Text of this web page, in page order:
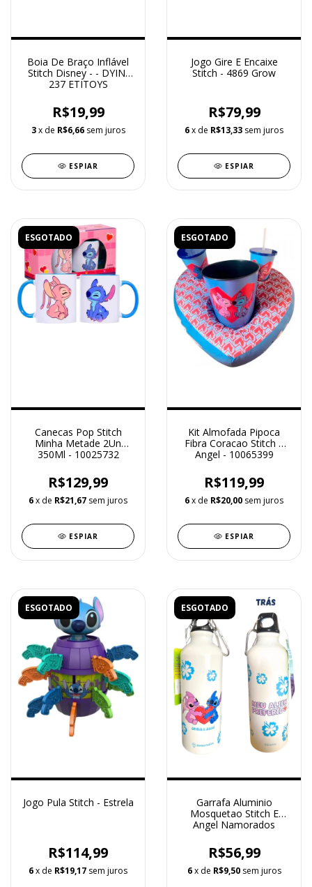
Boia De Braço Inflável
Stitch Disney - - DYIN-
237 ETITOYS
R$19,99
3 x de R$6,66 sem juros
ESPIAR
Jogo Gire E Encaixe
Stitch - 4869 Grow
R$79,99
6x de R$13,33 sem juros
ESPIAR
ESGOTADO
Canecas Pop Stitch
Minha Metade 2Un
350Ml - 10025732
R$129,99
6x de R$21,67 sem juros
ESPIAR
ESGOTADO
Kit Almofada Pipoca
Fibra Coracao Stitch E
Angel - 10065399
Zonacriativa
R$119,99
6x de R$20,00 sem juros
ESPIAR
ESGOTADO
Jogo Pula Stitch - Estrela
R$114,99
6x de R$19,17 sem juros
ESGOTADO
Garrafa Aluminio
Mosquetao Stitch E
Angel Namorados
500Ml - 10073452
Zonacriativa
R$56,99
6 x de R$9,50 sem juros